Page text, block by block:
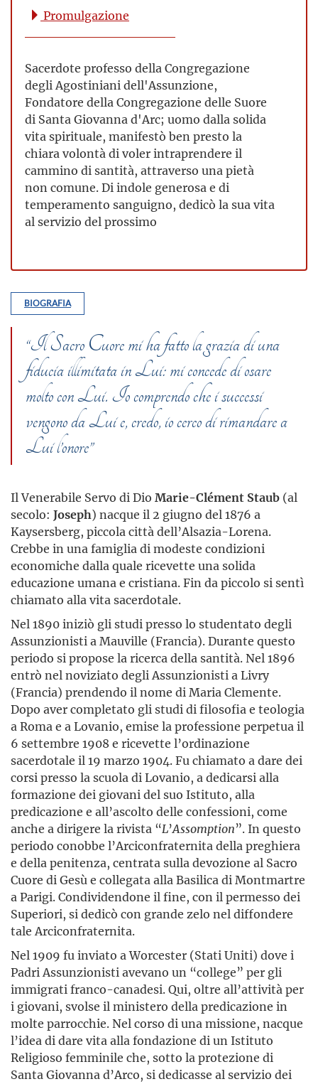
Promulgazione
Sacerdote professo della Congregazione
degli Agostiniani dell'Assunzione,
Fondatore della Congregazione delle Suore
di Santa Giovanna d'Arc; uomo dalla solida
vita spirituale, manifestò ben presto la
chiara volontà di voler intraprendere il
cammino di santità, attraverso una pietà
non comune. Di indole generosa e di
temperamento sanguigno, dedicò la sua vita
al servizio del prossimo
BIOGRAFIA
“Il Sacro Cuore mi ha fatto la grazia di una
fiducia illimitata in Lui: mi concede di osare
molto con Lui. Io comprendo che i successi
vengono da Lui e, credo, io cerco di rimandare a
Lui l’onore”
Il Venerabile Servo di Dio Marie-Clément Staub (al
secolo: Joseph) nacque il 2 giugno del 1876 a
Kaysersberg, piccola città dell’Alsazia-Lorena.
Crebbe in una famiglia di modeste condizioni
economiche dalla quale ricevette una solida
educazione umana e cristiana. Fin da piccolo si sentì
chiamato alla vita sacerdotale.
Nel 1890 iniziò gli studi presso lo studentato degli
Assunzionisti a Mauville (Francia). Durante questo
periodo si propose la ricerca della santità. Nel 1896
entrò nel noviziato degli Assunzionisti a Livry
(Francia) prendendo il nome di Maria Clemente.
Dopo aver completato gli studi di filosofia e teologia
a Roma e a Lovanio, emise la professione perpetua il
6 settembre 1908 e ricevette l’ordinazione
sacerdotale il 19 marzo 1904. Fu chiamato a dare dei
corsi presso la scuola di Lovanio, a dedicarsi alla
formazione dei giovani del suo Istituto, alla
predicazione e all’ascolto delle confessioni, come
anche a dirigere la rivista “L’Assomption”. In questo
periodo conobbe l’Arciconfraternita della preghiera
e della penitenza, centrata sulla devozione al Sacro
Cuore di Gesù e collegata alla Basilica di Montmartre
a Parigi. Condividendone il fine, con il permesso dei
Superiori, si dedicò con grande zelo nel diffondere
tale Arciconfraternita.
Nel 1909 fu inviato a Worcester (Stati Uniti) dove i
Padri Assunzionisti avevano un “college” per gli
immigrati franco-canadesi. Qui, oltre all’attività per
i giovani, svolse il ministero della predicazione in
molte parrocchie. Nel corso di una missione, nacque
l’idea di dare vita alla fondazione di un Istituto
Religioso femminile che, sotto la protezione di
Santa Giovanna d’Arco, si dedicasse al servizio dei